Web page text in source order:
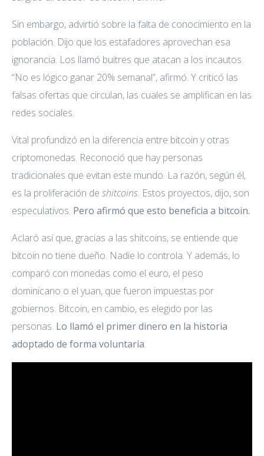
Sin embargo, advirtió sobre la falta de conocimiento en la
población. Dijo que los estafadores aprovechan esa
ignorancia. Los llamó buitres que atacan a los incautos.
“No es lógico ganar 20% semanal”, afirmó. Y criticó las
falsas ofertas que circulan, las cuales se amplifican en las
redes sociales.
Vital profundizó en la diferencia entre bitcoin y otras
criptomonedas. Reconoció que hay personas
tradicionales que evitan este mundo. La razón, según él,
es la proliferación de shitcoins. Estos proyectos, dijo, son
especulativos. Pero afirmó que esto beneficia a bitcoin.
Aclaró así que, gracias a las shitcoins, se entiende que
bitcoin no tiene dueño. Nadie lo controla. Y además, lo
comparó con monedas como el euro, el peso
dominicano o el yuan, que fueron impuestas por
gobiernos. Bitcoin, en cambio, es elegido por las
personas. Lo llamó el primer dinero en la historia
adoptado de forma voluntaria.